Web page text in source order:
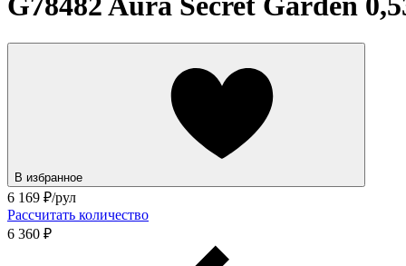
В избранное
6 169 ₽/рул
Рассчитать количество
6 360 ₽